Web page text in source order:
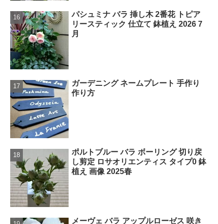
パシュミナ バラ 挿し木 2番花 トピア
リースティック 仕立て 鉢植え 2026 7
月
ガーデニング ネームプレート 手作り
作り方
ポルトブルー バラ ボーリング 切り戻
し剪定 ロサオリエンティス タイプ0 鉢
植え 画像 2025春
メーヴェ バラ アップルローゼス 咲き